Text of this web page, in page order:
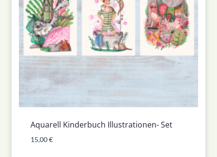
Aquarell Kinderbuch Illustrationen- Set
15,00€